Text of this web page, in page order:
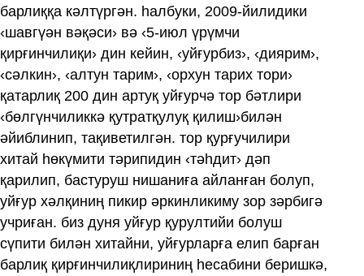
барлиққа кәлтүргән. һалбуки, 2009-йилидики
‹шавгүән вәқәси› вә ‹5-июл үрүмчи
қирғинчилиқи› дин кейин, ‹уйғурбиз›, ‹диярим›,
‹сәлкин›, ‹алтун тарим›, ‹орхун тарих тори›
қатарлиқ 200 дин артуқ уйғурчә тор бәтлири
‹бөлгүнчиликкә қутратқулуқ қилиш›билән
әйиблинип, тақиветилгән. тор қурғучилири
хитай һөкүмити тәрипидин ‹тәһдит› дәп
қарилип, бастуруш нишаниға айланған болуп,
уйғур хәлқиниң пикир әркинликиму зор зәрбигә
учриған. биз дуня уйғур қурултийи болуш
сүпити билән хитайни, уйғурларға елип барған
барлиқ қирғинчилиқлириниң һесабини беришкә,